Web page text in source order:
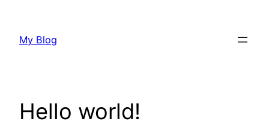
contenido
My Blog
Hello world!